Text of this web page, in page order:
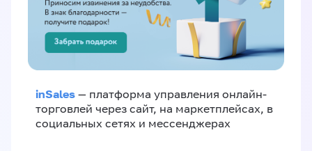
inSales — платформа управления онлайн-
торговлей через сайт, на маркетплейсах, в
социальных сетях и мессенджерах